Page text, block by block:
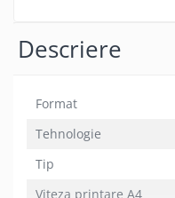
Descriere
Format
Tehnologie
Tip
Viteza printare A4